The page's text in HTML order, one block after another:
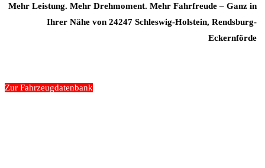
Mehr Leistung. Mehr Drehmoment. Mehr Fahrfreude – Ganz in
Ihrer Nähe von 24247 Schleswig-Holstein, Rendsburg-
Eckernförde
Zur Fahrzeugdatenbank